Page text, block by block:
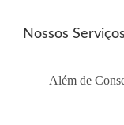
Nossos
Além de